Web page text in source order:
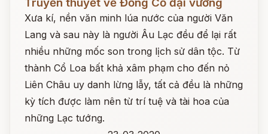
Xưa kí, nền văn minh lúa nước của người Văn
Lang và sau này là người Âu Lạc đều để lại rất
nhiều những mốc son trong lịch sử dân tộc. Từ
thành Cổ Loa bất khả xâm phạm cho đến nỏ
Liên Châu uy danh lừng lẫy, tất cả đều là những
kỳ tích được làm nên từ trí tuệ và tài hoa của
những Lạc tướng.